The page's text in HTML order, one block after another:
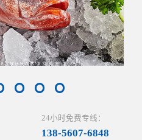
24小时免费专线：
138-5607-6848